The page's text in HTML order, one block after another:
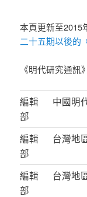
本頁更新至2015
二十五期以後的
《明代研究通訊
編輯
部
中國明
編輯
部
台灣地
編輯
部
台灣地